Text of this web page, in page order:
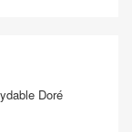
Doré